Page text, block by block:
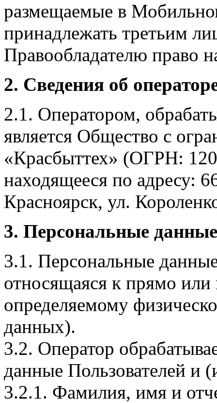
размещаемые в
принадлежать третьим
Правообладателю право
2. Сведения об
2.1. Оператором,
является Общество с
«Красбыттех» (ОГРН:
находящееся по адресу:
Красноярск, ул.
3. Персональные
3.1. Персональные
относящаяся к прямо
определяемому
данных).
3.2. Оператор
данные Пользователей и
3.2.1. Фамилия, имя и